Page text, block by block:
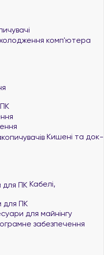
комп'ютера
Кишені та док-
Кабелі,
для ПК
для майнінгу
забезпечення